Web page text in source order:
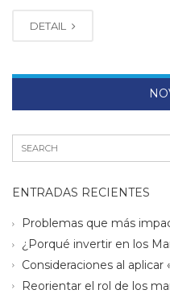
DETAIL
ENTRADAS RECIENTES
Problemas que más
¿Porqué invertir en los
Consideraciones al
Reorientar el rol de los